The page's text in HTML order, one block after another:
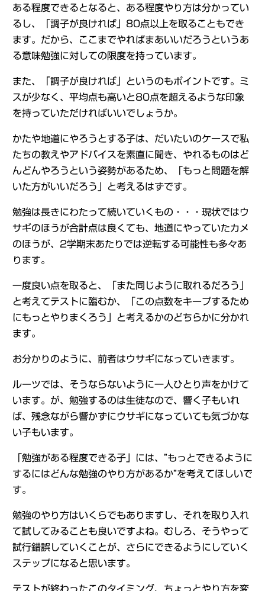
ある程度できるとなると、ある程度やり方は分かってい
るし、「調子が良ければ」80点以上を取ることもでき
ます。だから、ここまでやればまあいいだろうというあ
る意味勉強に対しての限度を持っています。
また、「調子が良ければ」というのもポイントです。ミ
スが少なく、平均点も高いと80点を超えるような印象
を持っていただければいいでしょうか。
かたや地道にやろうとする子は、だいたいのケースで私
たちの教えやアドバイスを素直に聞き、やれるものはど
んどんやろうという姿勢があるため、「もっと問題を解
いた方がいいだろう」と考えるはずです。
勉強は長きにわたって続いていくもの・・・現状ではウ
サギのほうが合計点は良くても、地道にやっていたカメ
のほうが、2学期末あたりでは逆転する可能性も多々あ
ります。
一度良い点を取ると、「また同じように取れるだろう」
と考えてテストに臨むか、「この点数をキープするため
にもっとやりまくろう」と考えるかのどちらかに分かれ
ます。
お分かりのように、前者はウサギになっていきます。
ルーツでは、そうならないように一人ひとり声をかけて
います。が、勉強するのは生徒なので、響く子もいれ
ば、残念ながら響かずにウサギになっていても気づかな
い子もいます。
「勉強がある程度できる子」には、”もっとできるように
するにはどんな勉強のやり方があるか”を考えてほしいで
す。
勉強のやり方はいくらでもありますし、それを取り入れ
て試してみることも良いですよね。むしろ、そうやって
試行錯誤していくことが、さらにできるようにしていく
ステップになると思います。
テストが終わったこのタイミング、ちょっとやり方を変